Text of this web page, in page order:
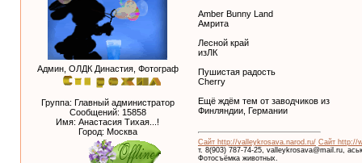
Админ, ОЛДК Династия, Фотограф
Группа: Главный администратор
Сообщений: 15858
Имя: Анастасия Тихая...!
Город: Москва
Amber Bunny Land
Амрита
Лесной край
изЛК
Пушистая радость
Cherry
Ещё ждём тем от заводчиков из
Финляндии, Германии
Сайт http://valleykrosava.narod.ru/ Сайт http://
т. 8(903) 787-74-25, valleykrosava@mail.ru,
Фотосъёмка животных.